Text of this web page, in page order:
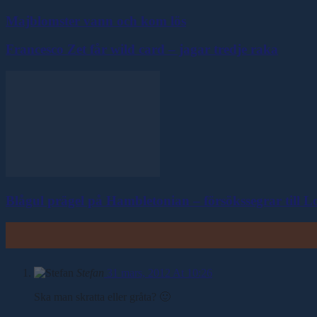
Majblomster vann och kom lös
Francesco Zet får wild card – jagar tredje raka
Blågul prägel på Hambletonian – försökssegrar till
Stefan 31 mars, 2012 At 10:26
Ska man skratta eller gråta? 🙂